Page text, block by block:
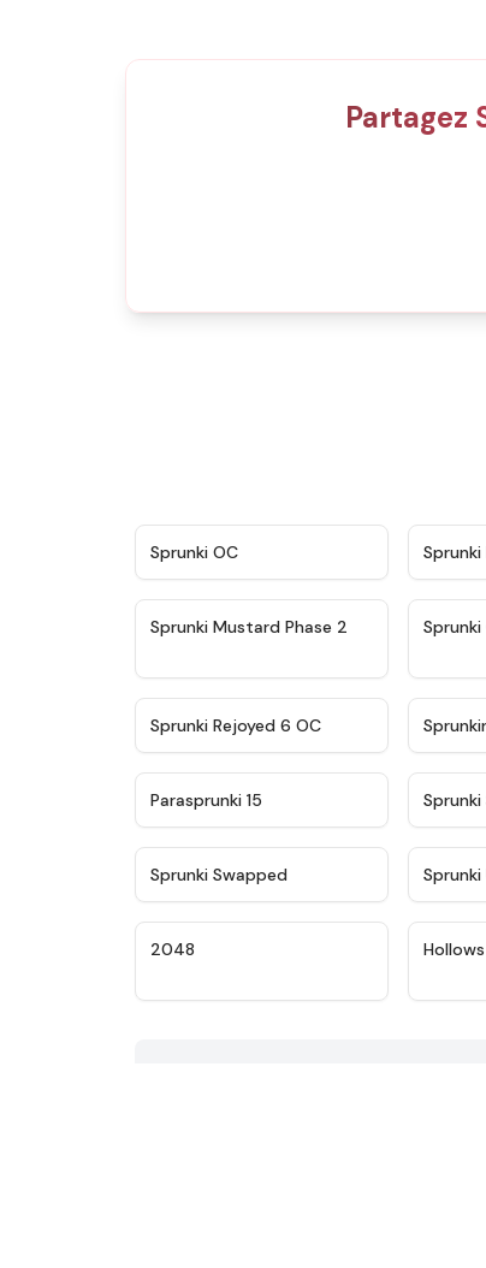
Partagez
Sprunki OC
★ 4.4
Sprunki Mustard Phase 2 Sprunki
★
Sprunki Rejoyed 6 OC
Parasprunki 15 Sprunki
Sprunki Swapped Sprunki
2048